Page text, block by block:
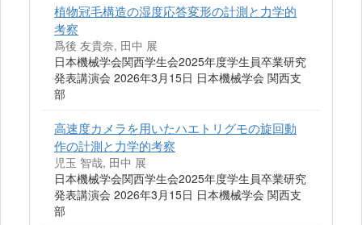
植物冠毛構造の湿度応答変形の計測と力学的
考察
爲後 友貴奈, 田中 展
日本機械学会関西学生会2025年度学生員卒業研究
発表講演会 2026年3月15日 日本機械学会 関西支
部
高速度カメラを用いたハエトリグモの旋回動
作の計測と力学的考察
児玉 智哉, 田中 展
日本機械学会関西学生会2025年度学生員卒業研究
発表講演会 2026年3月15日 日本機械学会 関西支
部